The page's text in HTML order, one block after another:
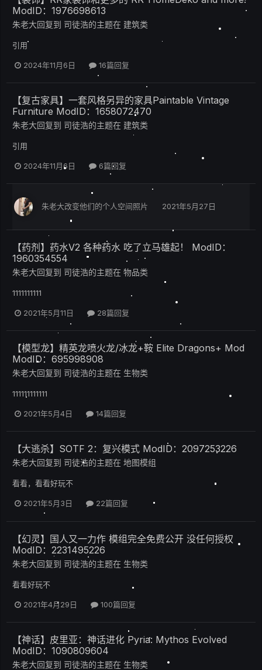
ModID：1976698613
朱老大回复到 司徒浩的主题在 建筑类
引用
2024年11月6日 16篇回复
【复古家具】一套风格另异的家具Paintable Vintage
Furniture ModID：1658072470
朱老大回复到 司徒浩的主题在 建筑类
引用
2024年11月6日 6篇回复
朱老大改变他们的个人空间照片 2021年5月27日
【药剂】药水V2 各种药水 吃了立马雄起！ ModID：
1960354554
朱老大回复到 司徒浩的主题在 物品类
1111111111
2021年5月11日 28篇回复
【模型龙】精英龙喷火龙/冰龙+鞍 Elite Dragons+ Mod
ModID：695998908
朱老大回复到 司徒浩的主题在 生物类
111111111111
2021年5月4日 14篇回复
【大逃杀】SOTF 2：复兴模式 ModID：2097253226
朱老大回复到 司徒浩的主题在 地图模组
看看，看看好玩不
2021年5月3日 22篇回复
【幻灵】国人又一力作 模组完全免费公开 没任何授权
ModID：2231495226
朱老大回复到 司徒浩的主题在 生物类
看看好玩不
2021年4月29日 100篇回复
【神话】皮里亚：神话进化 Pyria: Mythos Evolved
ModID：1090809604
朱老大回复到 司徒浩的主题在 生物类